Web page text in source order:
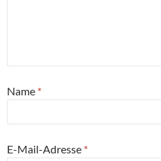
Name *
E-Mail-Adresse *